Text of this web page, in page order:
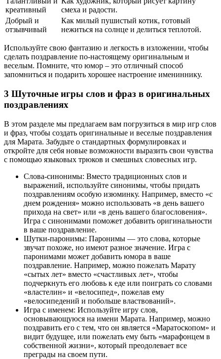
креативный
смеха и радости.
Добрый и
отзывчивый
Как милый пушистый котик, готовый
нежиться на солнце и делиться теплотой.
Используйте свою фантазию и легкость в изложении, чтобы
сделать поздравление по-настоящему оригинальным и
веселым. Помните, что юмор – это отличный способ
запомниться и подарить хорошее настроение имениннику.
3 Шуточные игры слов и фраз в оригинальных
поздравлениях
В этом разделе мы предлагаем вам погрузиться в мир игр слов
и фраз, чтобы создать оригинальные и веселые поздравления
для Марата. Забудьте о стандартных формулировках и
откройте для себя новые возможности выразить свои чувства
с помощью языковых трюков и смешных словесных игр.
Слова-синонимы: Вместо традиционных слов и
выражений, используйте синонимы, чтобы придать
поздравлениям особую изюминку. Например, вместо «с
днем рождения» можно использовать «в день вашего
прихода на свет» или «в день вашего благословения».
Игра с синонимами поможет добавить оригинальности
в ваше поздравление.
Шутки-паронимы: Паронимы — это слова, которые
звучат похоже, но имеют разное значение. Игра с
паронимами может добавить юмора в ваше
поздравление. Например, можно пожелать Марату
«сытых лет» вместо «счастливых лет», чтобы
подчеркнуть его любовь к еде или поиграть со словами
«властелин» и «велосипед», пожелав ему
«велосипедений и побольше властвований».
Игра с именем: Используйте игру слов,
основывающуюся на имени Марата. Например, можно
поздравить его с тем, что он является «Маратоскопом» и
видит будущее, или пожелать ему быть «марафонцем в
собственной жизни», который преодолевает все
преграды на своем пути.